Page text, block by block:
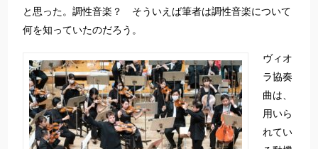
と思った。調性音楽？ そういえば筆者は調性音楽について
何を知っていたのだろう。
ヴィオ
ラ協奏
曲は、
用いら
れてい